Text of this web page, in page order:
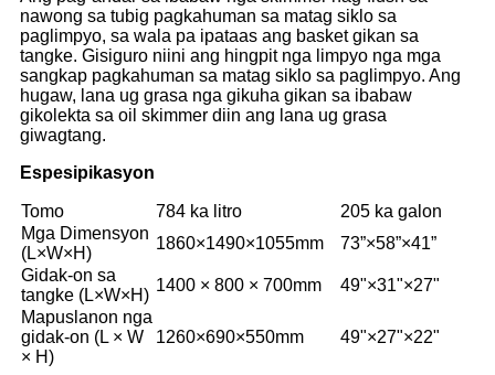
nawong sa tubig pagkahuman sa matag siklo sa
paglimpyo, sa wala pa ipataas ang basket gikan sa
tangke. Gisiguro niini ang hingpit nga limpyo nga mga
sangkap pagkahuman sa matag siklo sa paglimpyo. Ang
hugaw, lana ug grasa nga gikuha gikan sa ibabaw
gikolekta sa oil skimmer diin ang lana ug grasa
giwagtang.
Espesipikasyon
Tomo 784 ka litro
205 ka galon
Mga Dimensyon
(L×W×H)
1860×1490×1055mm
73”×58”×41”
Gidak-on sa
tangke (L×W×H)
1400 × 800 × 700mm
49"×31"×27"
Mapuslanon nga
gidak-on (L × W
× H)
1260×690×550mm 49"×27"×22"